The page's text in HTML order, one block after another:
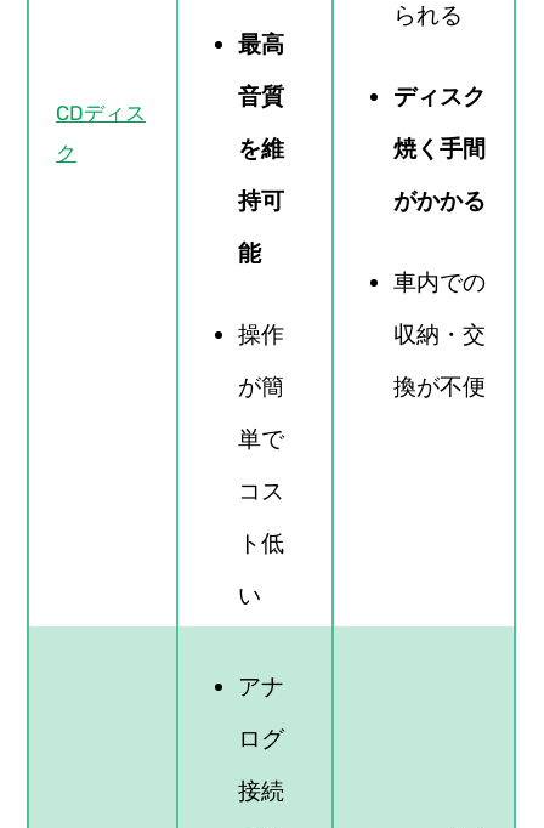
CDディス
ク
最高
音質
を維
持可
能
操作
が簡
単で
コス
ト低
い
られる
ディスク
焼く手間
がかかる
車内での
収納・交
換が不便
アナ
ログ
接続